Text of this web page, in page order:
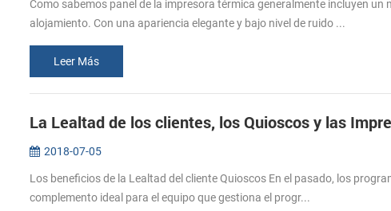
Como sabemos panel de la impresora térmica generalmente incluyen
alojamiento. Con una apariencia elegante y bajo nivel de ruido ...
Leer Más
La Lealtad de los clientes, los Quioscos y las
2018-07-05
Los beneficios de la Lealtad del cliente Quioscos En el pasado, los
complemento ideal para el equipo que gestiona el progr...